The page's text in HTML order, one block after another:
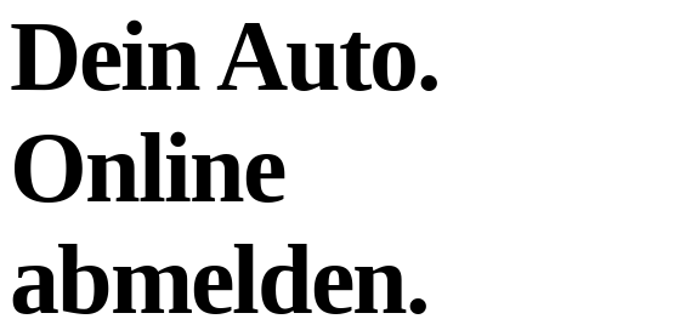
Dein Auto.
Online
abmelden.